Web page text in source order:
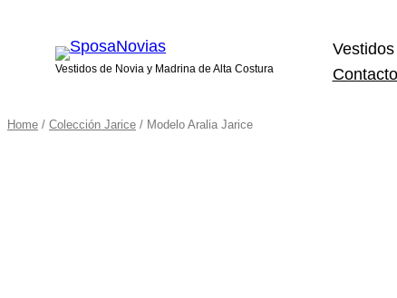
Vestidos de Novia y Madrina de Alta Costura
Contacto
Home / Colección Jarice / Modelo Aralia Jarice